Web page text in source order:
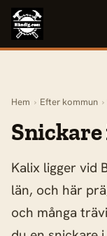
Hem › Efter kommun ›
Kalix ligger vid
län, och här
och många